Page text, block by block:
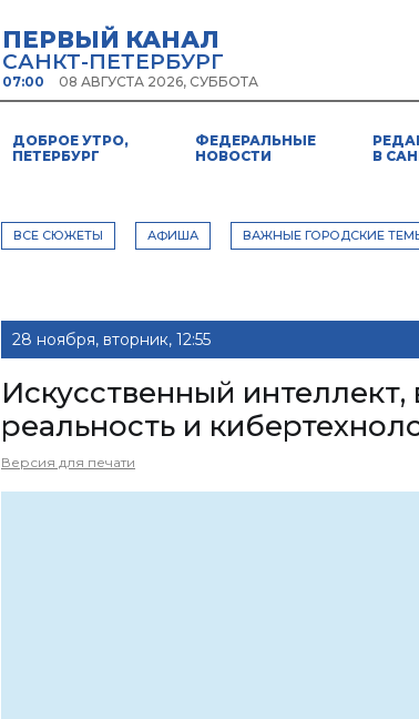
ПЕРВЫЙ КАНАЛ
САНКТ-ПЕТЕРБУРГ
07:00 08 АВГУСТА 2026, СУББОТА
ДОБРОЕ УТРО,
ПЕТЕРБУРГ
ФЕДЕРАЛЬНЫЕ
НОВОСТИ
В
ВСЕ СЮЖЕТЫ АФИША ВАЖНЫЕ ГОРОДСКИЕ
28 ноября, вторник, 12:55
Искусственный интеллект,
реальность и
Версия для печати